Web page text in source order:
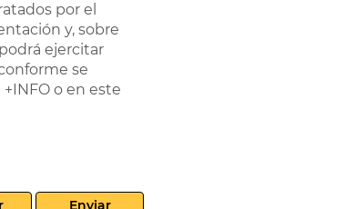
por el
y, sobre
ejercitar
se
o en este
Enviar